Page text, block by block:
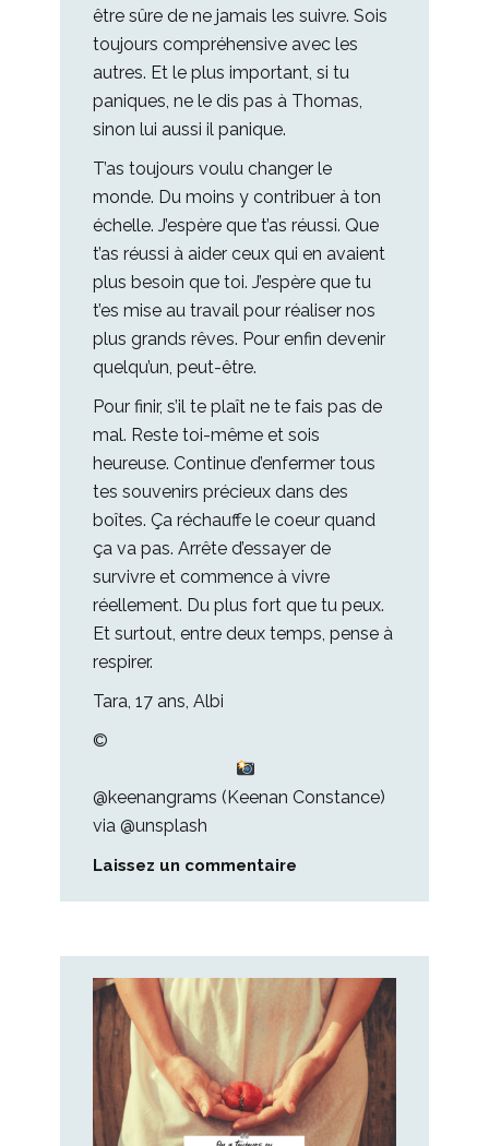
être sûre de ne jamais les suivre. Sois
toujours compréhensive avec les
autres. Et le plus important, si tu
paniques, ne le dis pas à Thomas,
sinon lui aussi il panique.
T’as toujours voulu changer le
monde. Du moins y contribuer à ton
échelle. J’espère que t’as réussi. Que
t’as réussi à aider ceux qui en avaient
plus besoin que toi. J’espère que tu
t’es mise au travail pour réaliser nos
plus grands rêves. Pour enfin devenir
quelqu’un, peut-être.
Pour finir, s’il te plaît ne te fais pas de
mal. Reste toi-même et sois
heureuse. Continue d’enfermer tous
tes souvenirs précieux dans des
boîtes. Ça réchauffe le coeur quand
ça va pas. Arrête d’essayer de
survivre et commence à vivre
réellement. Du plus fort que tu peux.
Et surtout, entre deux temps, pense à
respirer.
Tara, 17 ans, Albi
©
@keenangrams (Keenan Constance)
via @unsplash
Laissez un commentaire